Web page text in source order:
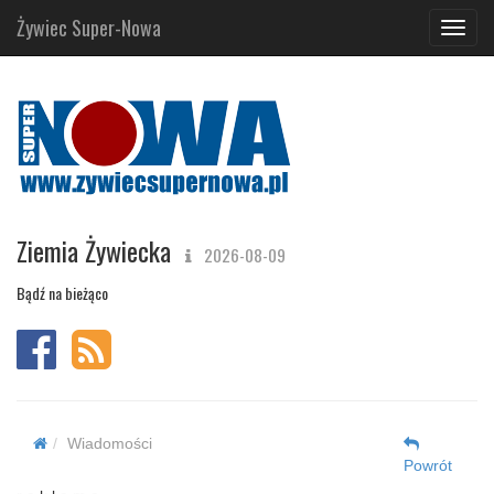
Żywiec Super-Nowa
Ziemia Żywiecka 2026-08-09
Bądź na bieżąco
Wiadomości
Powrót